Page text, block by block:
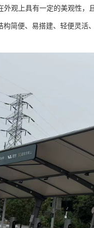
观上具有一定的美观性，
简便、易搭建、轻便灵